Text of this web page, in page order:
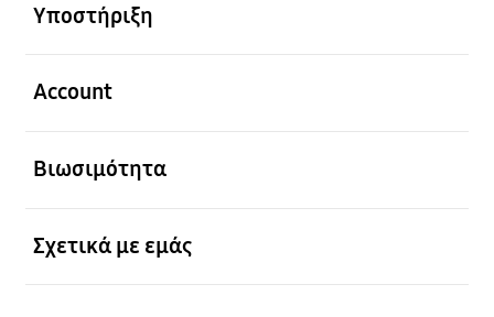
Υποστήριξη
Account
Βιωσιμότητα
Σχετικά με εμάς